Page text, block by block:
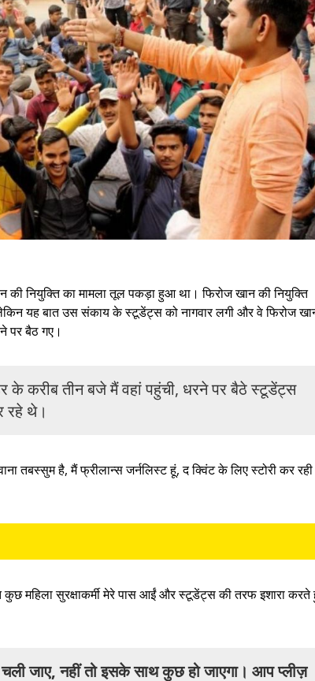
नियुक्ति का मामला तूल पकड़ा हुआ था। फिरोज खान की नियुक्ति
यह बात उस संकाय के स्टूडेंट्स को नागवार लगी और वे फिरोज
पर बैठ गए।
के करीब तीन बजे मैं वहां पहुंची, धरने पर बैठे स्टूडेंट्स
रहे थे।
तबस्सुम है, मैं फ्रीलान्स जर्नलिस्ट हूं, द क्विंट के लिए स्टोरी कर
महिला सुरक्षाकर्मी मेरे पास आईं और स्टूडेंट्स की तरफ इशारा करते
जाए, नहीं तो इसके साथ कुछ हो जाएगा। आप प्लीज़